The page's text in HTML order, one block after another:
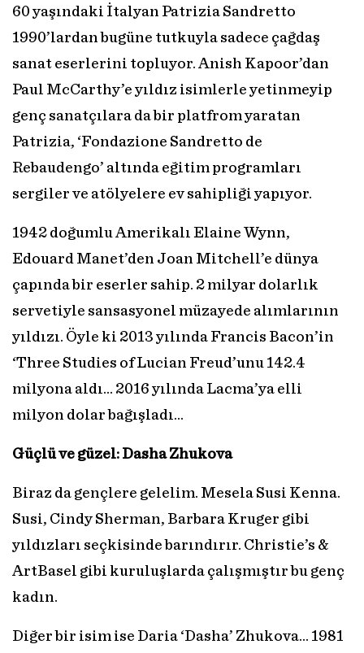
60 yaşındaki İtalyan Patrizia Sandretto
1990’lardan bugüne tutkuyla sadece çağdaş
sanat eserlerini topluyor. Anish Kapoor’dan
Paul McCarthy’e yıldız isimlerle yetinmeyip
genç sanatçılara da bir platfrom yaratan
Patrizia, ‘Fondazione Sandretto de
Rebaudengo’ altında eğitim programları
sergiler ve atölyelere ev sahipliği yapıyor.
1942 doğumlu Amerikalı Elaine Wynn,
Edouard Manet’den Joan Mitchell’e dünya
çapında bir eserler sahip. 2 milyar dolarlık
servetiyle sansasyonel müzayede alımlarının
yıldızı. Öyle ki 2013 yılında Francis Bacon’in
‘Three Studies of Lucian Freud’unu 142.4
milyona aldı... 2016 yılında Lacma’ya elli
milyon dolar bağışladı…
Güçlü ve güzel: Dasha Zhukova
Biraz da gençlere gelelim. Mesela Susi Kenna.
Susi, Cindy Sherman, Barbara Kruger gibi
yıldızları seçkisinde barındırır. Christie’s &
ArtBasel gibi kuruluşlarda çalışmıştır bu genç
kadın.
Diğer bir isim ise Daria ‘Dasha’ Zhukova... 1981